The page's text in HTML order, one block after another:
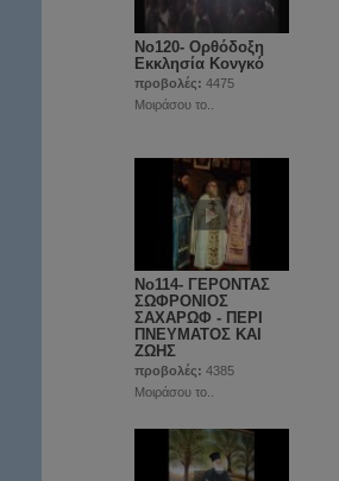
Νο120- Ορθόδοξη
Εκκλησία Κονγκό
προβολές: 4475
Μοιράσου το..
No114- ΓΕΡΟΝΤΑΣ
ΣΩΦΡΟΝΙΟΣ
ΣΑΧΑΡΩΦ - ΠΕΡΙ
ΠΝΕΥΜΑΤΟΣ ΚΑΙ
ΖΩΗΣ
προβολές: 4385
Μοιράσου το..